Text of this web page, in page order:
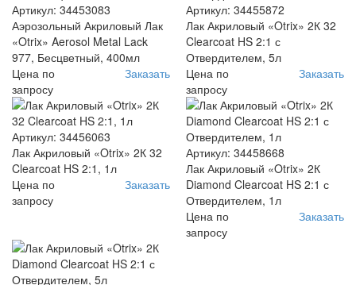
Артикул: 34453083
Аэрозольный Акриловый Лак
«Otrix» Aerosol Metal Lack
977, Бесцветный, 400мл
Цена по
запросу
Заказать
Артикул: 34455872
Лак Акриловый «Otrix» 2К 32
Clearcoat HS 2:1 с
Отвердителем, 5л
Цена по
запросу
Заказать
Артикул: 34456063
Лак Акриловый «Otrix» 2К 32
Clearcoat HS 2:1, 1л
Цена по
запросу
Заказать
Артикул: 34458668
Лак Акриловый «Otrix» 2К
Diamond Clearcoat HS 2:1 с
Отвердителем, 1л
Цена по
запросу
Заказать